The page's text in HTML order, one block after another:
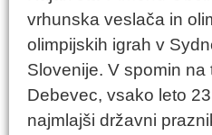
vrhunska veslača in
olimpijskih igrah v
Slovenije. V spomin
Debevec, vsako leto
najmlajši državni